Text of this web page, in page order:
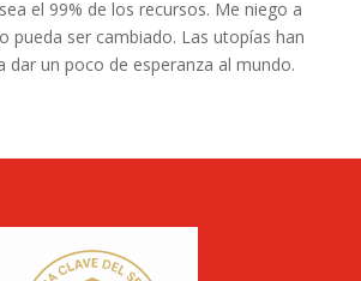
el 99% de los recursos. Me niego a
pueda ser cambiado. Las utopías han
dar un poco de esperanza al mundo.